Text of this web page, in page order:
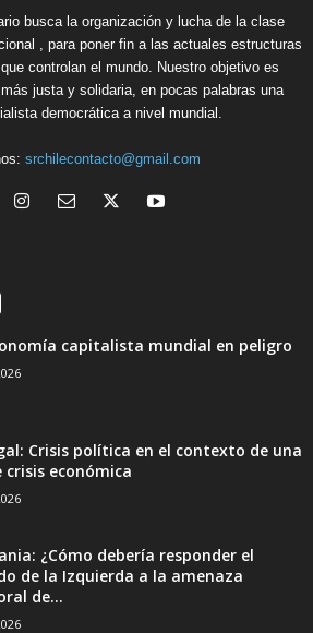
busca la organización y lucha de la clase
, para poner fin a las actuales estructuras
controlan el mundo. Nuestro objetivo es
justa y solidaria, en pocas palabras una
democrática a nivel mundial.
srchilecontacto@gmail.com
capitalista mundial en peligro
Crisis política en el contexto de una
crisis económica
¿Cómo debería responder el
de la Izquierda a la amenaza
de...